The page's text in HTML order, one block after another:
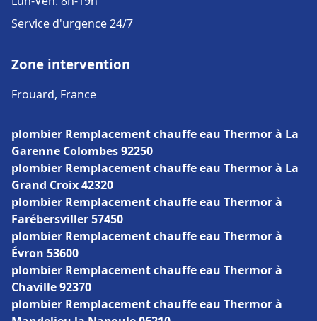
Service d'urgence 24/7
Zone intervention
Frouard, France
plombier Remplacement chauffe eau Thermor à La
Garenne Colombes 92250
plombier Remplacement chauffe eau Thermor à La
Grand Croix 42320
plombier Remplacement chauffe eau Thermor à
Farébersviller 57450
plombier Remplacement chauffe eau Thermor à
Évron 53600
plombier Remplacement chauffe eau Thermor à
Chaville 92370
plombier Remplacement chauffe eau Thermor à